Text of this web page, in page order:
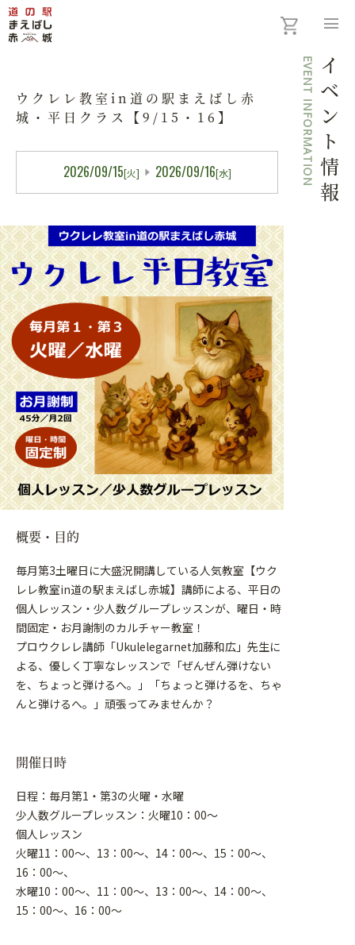
menu
ウクレレ教室in道の駅まえばし赤
城・平日クラス【9/15・16】
2026/09/15[火] 2026/09/16[水]
概要・目的
毎月第3土曜日に大盛況開講している人気教室【ウク
レレ教室in道の駅まえばし赤城】講師による、平日の
個人レッスン・少人数グループレッスンが、曜日・時
間固定・お月謝制のカルチャー教室！
プロウクレレ講師「Ukulelegarnet加藤和広」先生に
よる、優しく丁寧なレッスンで「ぜんぜん弾けない
を、ちょっと弾けるへ。」「ちょっと弾けるを、ちゃ
んと弾けるへ。」頑張ってみませんか？
開催日時
日程：毎月第1・第3の火曜・水曜
少人数グループレッスン：火曜10：00～
個人レッスン
火曜11：00～、13：00～、14：00～、15：00～、
16：00～、
水曜10：00～、11：00～、13：00～、14：00～、
15：00～、16：00～
イベント情報
EVENT INFORMATION